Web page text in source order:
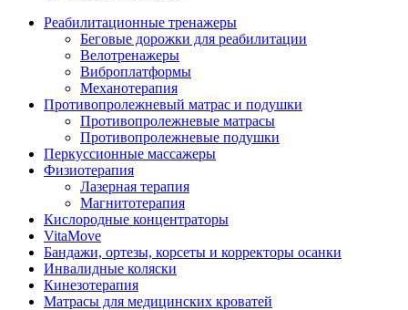
Реабилитационные тренажеры
Беговые дорожки для реабилитации
Велотренажеры
Виброплатформы
Механотерапия
Противопролежневый матрас и подушки
Противопролежневые матрасы
Противопролежневые подушки
Перкуссионные массажеры
Физиотерапия
Лазерная терапия
Магнитотерапия
Кислородные концентраторы
VitaMove
Бандажи, ортезы, корсеты и корректоры осанки
Инвалидные коляски
Кинезотерапия
Матрасы для медицинских кроватей